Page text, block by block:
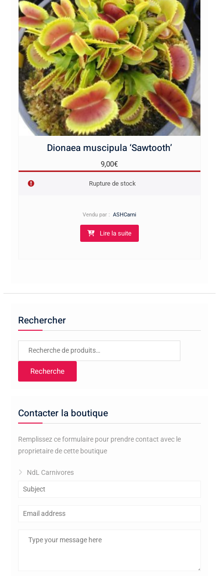
Dionaea muscipula ‘Sawtooth’
9,00€
Rupture de stock
Vendu par : ASHCarni
Lire la suite
Rechercher
Recherche
Recherche
Contacter la boutique
Remplissez ce formulaire pour prendre contact avec le
proprietaire de cette boutique
NdL Carnivores